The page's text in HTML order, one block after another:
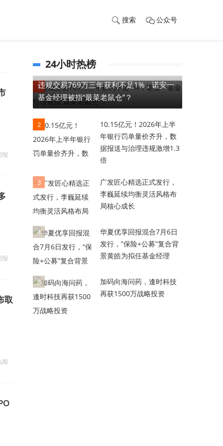
搜索 公众号
报
报
取
闻
24小时热榜
1
违规交易769万三年获利不足1%，诺安一
基金经理被指“最菜老鼠仓”？
2
10.15亿元！2026年上半
年银行罚单量价齐升，数
据报送与治理违规激增1.3
倍
3
广发匠心精选正式发行，
李巍延续均衡灵活风格布
局核心成长
4
华夏优享回报混合7月6日
发行，“保险+公募”复合背
景黄皓为拟任基金经理
5
加码向海问药，逢时科技
再获1500万战略投资